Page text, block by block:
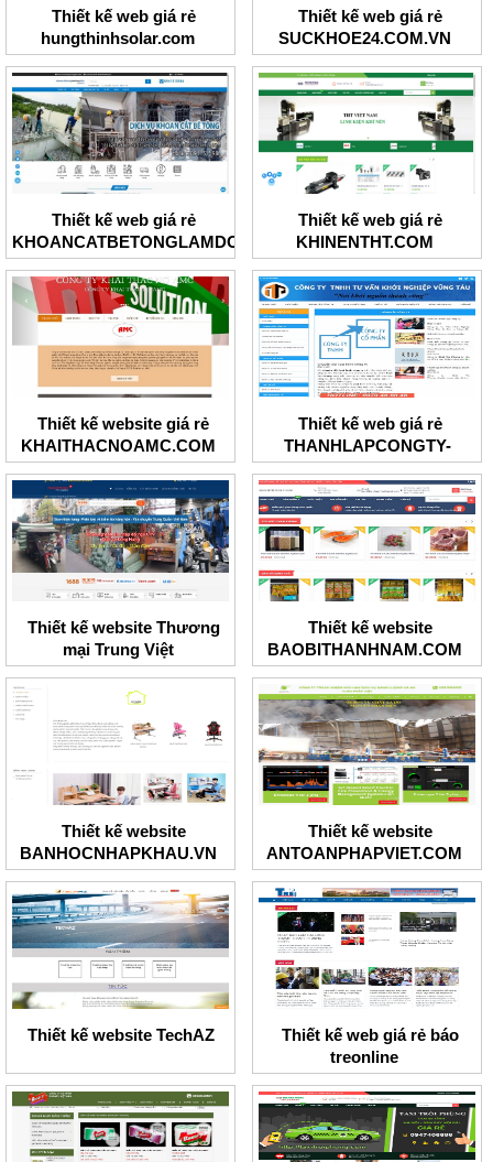
Thiết kế web giá rẻ
hungthinhsolar.com
Thiết kế web giá rẻ
SUCKHOE24.COM.VN
Thiết kế web giá rẻ
KHOANCATBETONGLAMDONG
Thiết kế web giá rẻ
KHINENTHT.COM
Thiết kế website giá rẻ
KHAITHACNOAMC.COM
Thiết kế web giá rẻ
THANHLAPCONGTY-
BRT.COM
Thiết kế website Thương
mại Trung Việt
Thiết kế website
BAOBITHANHNAM.COM
Thiết kế website
BANHOCNHAPKHAU.VN
Thiết kế website
ANTOANPHAPVIET.COM
Thiết kế website TechAZ
Thiết kế web giá rẻ báo
treonline